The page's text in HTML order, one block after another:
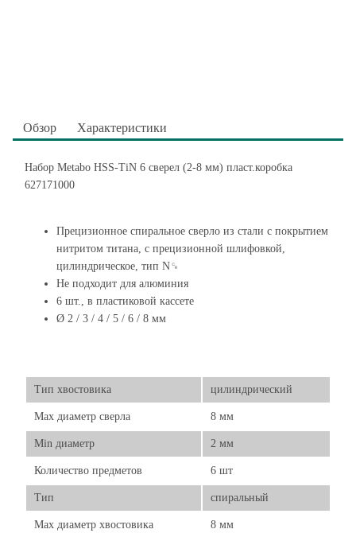
Обзор Характеристики
Набор Metabo HSS-TiN 6 сверел (2-8 мм) пласт.коробка
627171000
Прецизионное спиральное сверло из стали с покрытием
нитритом титана, с прецизионной шлифовкой,
цилиндрическое, тип N␍
Не подходит для алюминия
6 шт., в пластиковой кассете
Ø 2 / 3 / 4 / 5 / 6 / 8 мм
Тип хвостовика цилиндрический
Max диаметр сверла 8 мм
Min диаметр 2 мм
Количество предметов 6 шт
Тип спиральный
Max диаметр хвостовика 8 мм